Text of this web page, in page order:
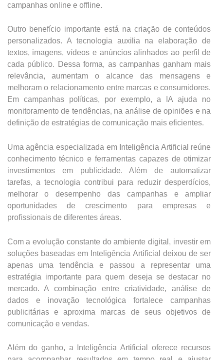
campanhas online e offline.
Outro benefício importante está na criação de conteúdos
personalizados. A tecnologia auxilia na elaboração de
textos, imagens, vídeos e anúncios alinhados ao perfil de
cada público. Dessa forma, as campanhas ganham mais
relevância, aumentam o alcance das mensagens e
melhoram o relacionamento entre marcas e consumidores.
Em campanhas políticas, por exemplo, a IA ajuda no
monitoramento de tendências, na análise de opiniões e na
definição de estratégias de comunicação mais eficientes.
Uma agência especializada em Inteligência Artificial reúne
conhecimento técnico e ferramentas capazes de otimizar
investimentos em publicidade. Além de automatizar
tarefas, a tecnologia contribui para reduzir desperdícios,
melhorar o desempenho das campanhas e ampliar
oportunidades de crescimento para empresas e
profissionais de diferentes áreas.
Com a evolução constante do ambiente digital, investir em
soluções baseadas em Inteligência Artificial deixou de ser
apenas uma tendência e passou a representar uma
estratégia importante para quem deseja se destacar no
mercado. A combinação entre criatividade, análise de
dados e inovação tecnológica fortalece campanhas
publicitárias e aproxima marcas de seus objetivos de
comunicação e vendas.
Além do ganho, a Inteligência Artificial oferece recursos